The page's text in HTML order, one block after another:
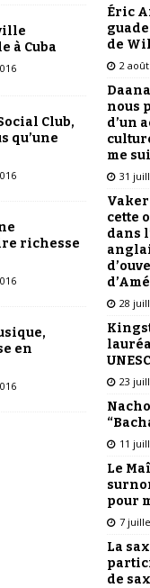
à Cuba
Club,
qu’une
richesse
en
Éric
de
2
nous
d’un
me
31
cette
dans
28
23
11
Le
pour
7
La
de